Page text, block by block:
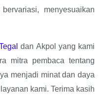
menyesuaikan
dan Akpol yang kami
mitra pembaca tentang
menjadi minat dan daya
kami. Terima kasih